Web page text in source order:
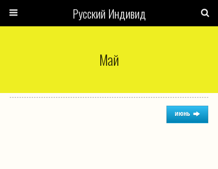
Русский Индивид
Май
июнь